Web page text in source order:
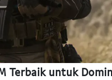
Terbaik untuk